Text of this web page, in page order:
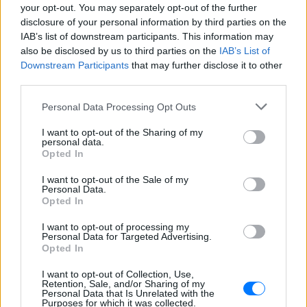
your opt-out. You may separately opt-out of the further
disclosure of your personal information by third parties on the
IAB’s list of downstream participants. This information may
also be disclosed by us to third parties on the IAB’s List of
Downstream Participants that may further disclose it to other
Personal Data Processing Opt Outs
I want to opt-out of the Sharing of my
personal data.
Opted In
I want to opt-out of the Sale of my
Personal Data.
Opted In
I want to opt-out of processing my
Personal Data for Targeted Advertising.
Opted In
I want to opt-out of Collection, Use,
Retention, Sale, and/or Sharing of my
Personal Data that Is Unrelated with the
Purposes for which it was collected.
ΔΕΙΤΕ ΕΠΙΣΗΣ
ΣΤΗΝ ΙΔΙΑ ΚΑΤΗΓΟΡΙΑ
Γιατί γεμίζουμε σπυράκια στις
προλάβεις
ΣΉΜΕΡΑ
Ο λόγος που οι πιο έξυπνοι
άνθρωποι κάνουν τα